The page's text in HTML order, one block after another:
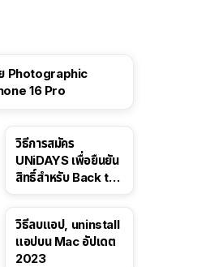
Photographic
16 Pro
วิธีการสมัคร
UNiDAYS เพื่อยืนยัน
สิทธิ์สำหรับ Back to
วิธีลบแอป, uninstall
แอปบน Mac อัปเดต
2023